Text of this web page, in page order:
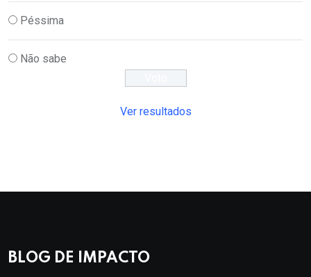
Péssima
Não sabe
Ver resultados
BLOG DE IMPACTO